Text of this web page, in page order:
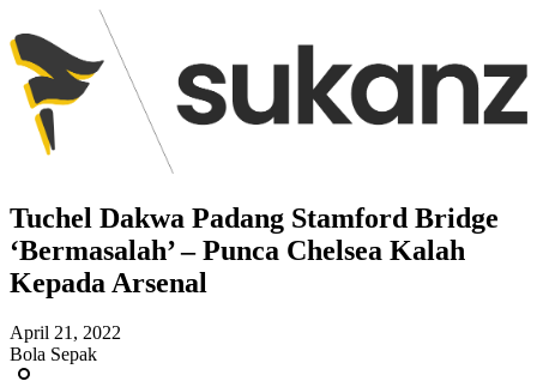
Tuchel Dakwa Padang Stamford Bridge
‘Bermasalah’ – Punca Chelsea Kalah
Kepada Arsenal
April 21, 2022
Bola Sepak